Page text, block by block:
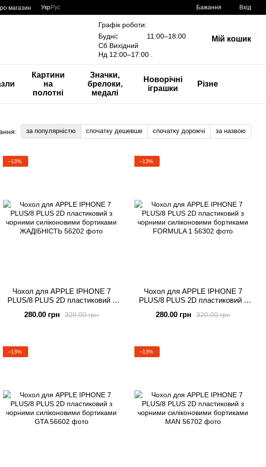
магазин УкрРус Бажання Вхід
Графік роботи:
Будні:
11:00–18:00
Сб Вихідний
Нд 12:00–17:00 .
Мій кошик
Картини
на
полотні
Значки,
брелоки,
медалі
Новорічні
іграшки
Різне
за популярністю спочатку дешевше спочатку дорожчі за назвою
−13%
Чохол для APPLE IPHONE 7
PLUS/8 PLUS 2D пластиковий з
ЖАДІБНІСТЬ
320.00 грн
280.00 грн
−13%
Чохол для APPLE IPHONE 7
PLUS/8 PLUS 2D пластиковий з
FORMULA 1320.00 грн
280.00 грн
−13% −13%